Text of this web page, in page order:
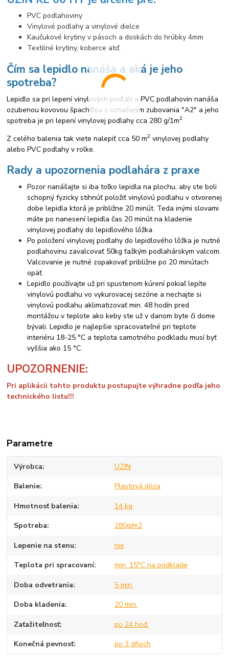
PVC podlahoviny
Vinylové podlahy a vinylové dielce
Kaučukové krytiny v pásoch a doskách do hrúbky 4mm
Textilné krytiny, koberce atď.
Čím sa lepidlo nanáša a aká je jeho
spotreba?
Lepidlo sa pri lepení vinylových podláh a PVC podlahovin nanáša
ozubenou kovovou špachtľou s označením zubovania "A2" a jeho
spotreba je pri lepení vinylovej podlahy cca 280 g/1m2
Z celého balenia tak viete nalepiť cca 50 m2 vinylovej podlahy
alebo PVC podlahy v rolke.
Rady a upozornenia podlahára z praxe
Pozor nanášajte si iba toľko lepidla na plochu, aby ste boli
schopný fyzicky stihnúť položiť vinylovú podlahu v otvorenej
dobe lepidla ktorá je približne 20 minút. Teda inými slovami
máte po nanesení lepidla čas 20 minút na kladenie
vinylovej podlahy do lepidlového lôžka.
Po položení vinylovej podlahy do lepidlového lôžka je nutné
podlahovinu zavalcovať 50kg ťažkým podlahárskym valcom.
Valcovanie je nutné zopakovať približne po 20 minútach
opäť.
Lepidlo používajte už pri spustenom kúrení pokiaľ lepíte
vinylovú podlahu vo vykurovacej sezóne a nechajte si
vinylovú podlahu aklimatizovať min. 48 hodín pred
montážou v teplote ako keby ste už v danom byte či dome
bývali. Lepidlo je najlepšie spracovateľné pri teplote
interiéru 18-25 °C a teplota samotného podkladu musí byť
vyššia ako 15 °C.
UPOZORNENIE:
Pri aplikácii tohto produktu postupujte výhradne podľa jeho
technického listu!!!
Parametre
Výrobca UZIN
Balenie Plastová dóza
Hmotnosť balenia 14 kg
Spotreba 280g/m2
Lepenie na stenu nie
Teplota pri spracovaní min. 15°C na podklade
Doba odvetrania 5 min.
Doba kladenia 20 min.
Zaťažiteľnosť po 24 hod.
Konečná pevnosť po 3 dňoch